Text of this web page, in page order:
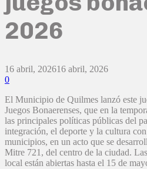
2026
16 abril, 202616 abril, 2026
0
El Municipio de Quilmes lanzó este
Juegos Bonaerenses, que en la
las principales políticas públicas del
integración, el deporte y la cultura
municipios, en un acto que se
Mitre 721, del centro de la ciudad.
local están abiertas hasta el 15 de